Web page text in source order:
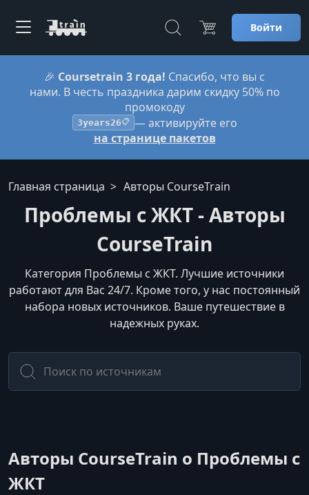
Войти
🎉 Coursetrain 3 года! Спасибо, что вы с
нами. В честь праздника дарим скидку 50% по
промокоду
3years26📋 — активируйте его
на странице пакетов
Главная страница Авторы CourseTrain
Проблемы с ЖКТ - Авторы
CourseTrain
Категория Проблемы с ЖКТ. Лучшие источники
работают для Вас 24/7. Кроме того, у нас постоянный
набора новых источников. Ваше путешествие в
надежных руках.
Авторы CourseTrain о Проблемы с
ЖКТ